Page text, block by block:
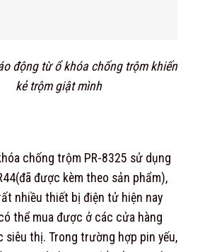
động từ ổ khóa chống trộmkhiến
kẻ trộm giật mình
chống trộm PR-8325 sử dụng
được kèm theo sản phẩm),
nhiều thiết bị điện tử hiện nay
thể mua được ở các cửa hàng
siêu thị. Trong trường hợp pin yếu,